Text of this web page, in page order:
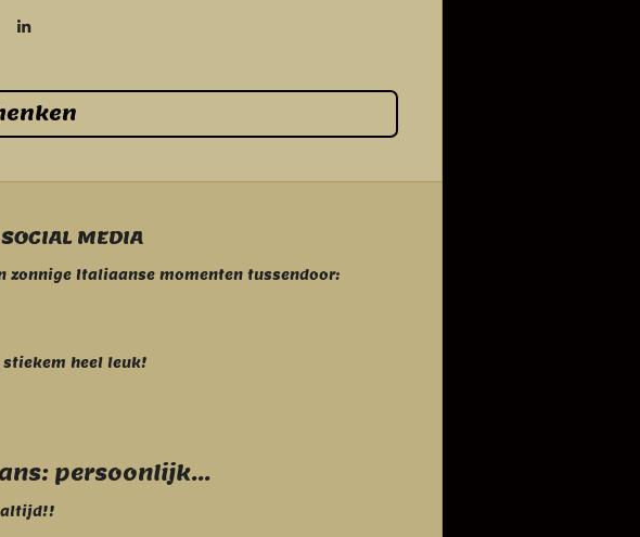
S
e
MEDIA
zonnige Italiaanse momenten tussendoor:
stiekem heel leuk!
persoonlijk...
altijd!!